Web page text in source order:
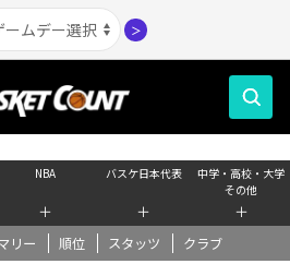
＞
NBA
＋
バスケ日本代表
＋
中学・高校・大学
その他
＋
リー 順位 スタッツ クラブ